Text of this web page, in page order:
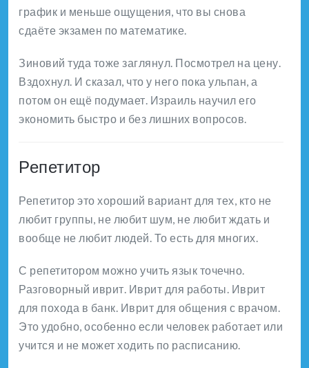
график и меньше ощущения, что вы снова
сдаёте экзамен по математике.
Зиновий туда тоже заглянул. Посмотрел на цену.
Вздохнул. И сказал, что у него пока ульпан, а
потом он ещё подумает. Израиль научил его
экономить быстро и без лишних вопросов.
Репетитор
Репетитор это хороший вариант для тех, кто не
любит группы, не любит шум, не любит ждать и
вообще не любит людей. То есть для многих.
С репетитором можно учить язык точечно.
Разговорный иврит. Иврит для работы. Иврит
для похода в банк. Иврит для общения с врачом.
Это удобно, особенно если человек работает или
учится и не может ходить по расписанию.